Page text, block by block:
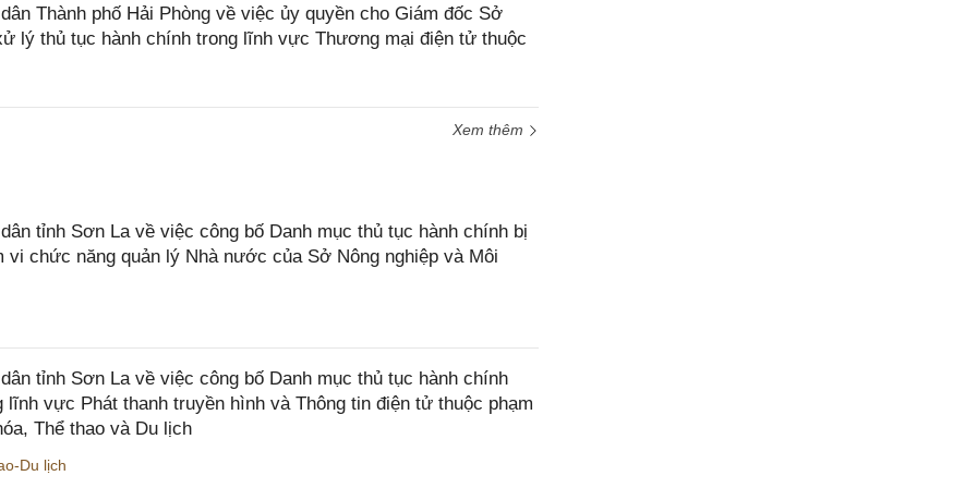
Thành phố Hải Phòng về việc ủy quyền cho Giám đốc Sở
lý thủ tục hành chính trong lĩnh vực Thương mại điện tử thuộc
Xem thêm
tỉnh Sơn La về việc công bố Danh mục thủ tục hành chính bị
chức năng quản lý Nhà nước của Sở Nông nghiệp và Môi
tỉnh Sơn La về việc công bố Danh mục thủ tục hành chính
vực Phát thanh truyền hình và Thông tin điện tử thuộc phạm
Thể thao và Du lịch
Du lịch